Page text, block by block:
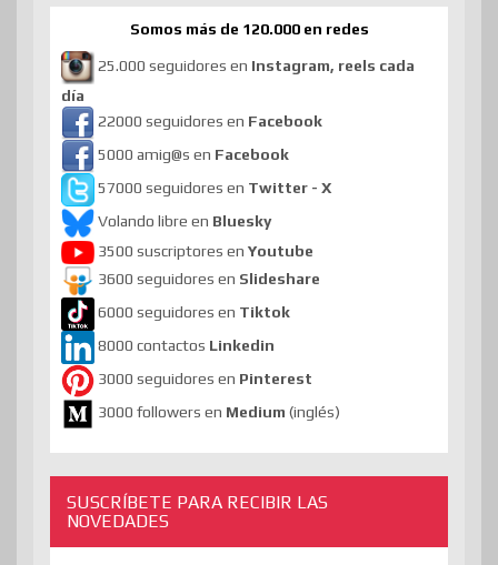
Somos más de 120.000 en redes
25.000 seguidores en Instagram, reels cada
día
22000 seguidores en Facebook
5000 amig@s en Facebook
57000 seguidores en Twitter - X
Volando libre en Bluesky
3500 suscriptores en Youtube
3600 seguidores en Slideshare
6000 seguidores en Tiktok
8000 contactos Linkedin
3000 seguidores en Pinterest
3000 followers en Medium (inglés)
SUSCRÍBETE PARA RECIBIR LAS
NOVEDADES